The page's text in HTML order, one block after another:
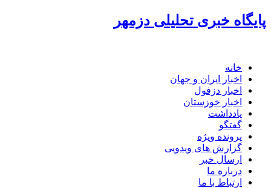
خبری تحلیلی دزمهر
خانه
اخبار ایران و جهان
اخبار دزفول
اخبار خوزستان
یادداشت
گفتگو
پرونده ویژه
گزارش های ویدویی
ارسال خبر
درباره ما
ارتباط با ما